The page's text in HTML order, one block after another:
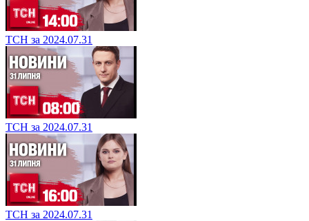
ТСН за 2024.07.31
ТСН за 2024.07.31
ТСН за 2024.07.31